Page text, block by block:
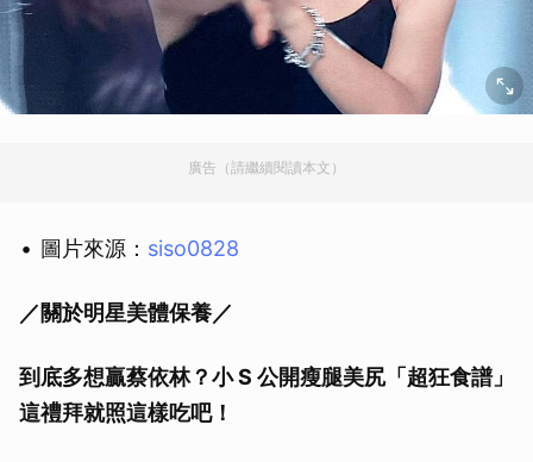
廣告（請繼續閱讀本文）
圖片來源： siso0828
／關於明星美體保養／
到底多想贏蔡依林？小 S 公開瘦腿美尻「超狂食譜」
這禮拜就照這樣吃吧！